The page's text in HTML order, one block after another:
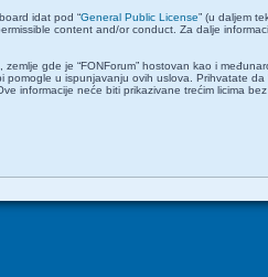
idat pod “General Public License” (u daljem
content and/or conduct. Za dalje
gde je “FONForum” hostovan kao i
u ispunjavanju ovih uslova. Prihvatate da
informacije neće biti prikazivane trećim licima